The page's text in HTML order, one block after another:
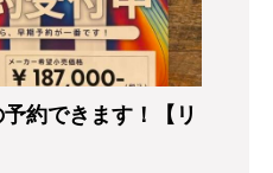
約できます！【リ